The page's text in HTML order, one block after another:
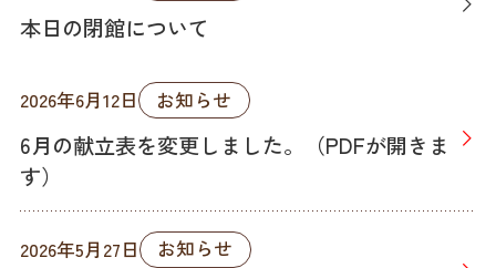
本日の閉館について
2026年6月12日 お知らせ
6月の献立表を変更しました。（PDFが開きま
す）
2026年5月27日 お知らせ